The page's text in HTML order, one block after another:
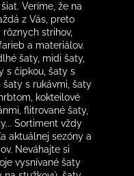
Veríme, že na
z Vás, preto
strihov,
a materiálov.
šaty, midi šaty,
s čipkou, šaty s
šaty s rukávmi, šaty
kokteilové
flitrované šaty,
Sortiment vždy
aktuálnej sezóny a
Neváhajte si
vysnívané šaty